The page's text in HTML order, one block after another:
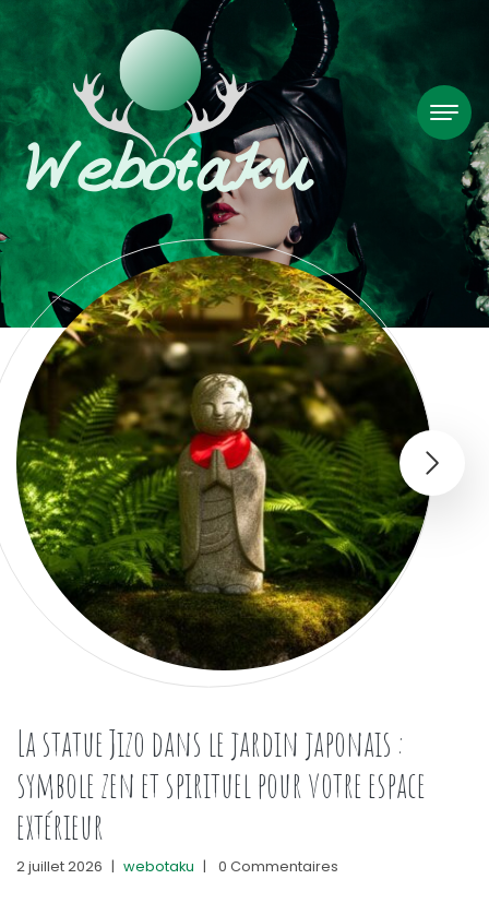
La statue Jizo dans le jardin japonais :
symbole zen et spirituel pour votre espace
extérieur
2 juillet 2026 webotaku 0 Commentaires